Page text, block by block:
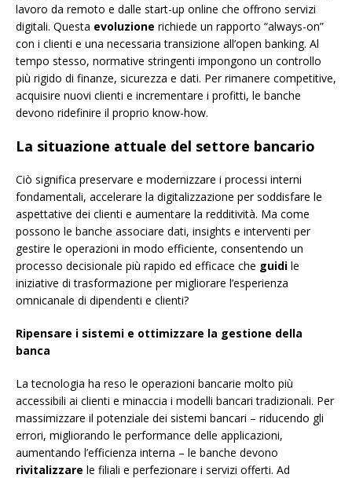
lavoro da remoto e dalle start-up online che offrono servizi
digitali. Questa evoluzione richiede un rapporto “always-on”
con i clienti e una necessaria transizione all’open banking. Al
tempo stesso, normative stringenti impongono un controllo
più rigido di finanze, sicurezza e dati. Per rimanere competitive,
acquisire nuovi clienti e incrementare i profitti, le banche
devono ridefinire il proprio know-how.
La situazione attuale del settore bancario
Ciò significa preservare e modernizzare i processi interni
fondamentali, accelerare la digitalizzazione per soddisfare le
aspettative dei clienti e aumentare la redditività. Ma come
possono le banche associare dati, insights e interventi per
gestire le operazioni in modo efficiente, consentendo un
processo decisionale più rapido ed efficace che guidi le
iniziative di trasformazione per migliorare l’esperienza
omnicanale di dipendenti e clienti?
Ripensare i sistemi e ottimizzare la gestione della
banca
La tecnologia ha reso le operazioni bancarie molto più
accessibili ai clienti e minaccia i modelli bancari tradizionali. Per
massimizzare il potenziale dei sistemi bancari – riducendo gli
errori, migliorando le performance delle applicazioni,
aumentando l’efficienza interna – le banche devono
rivitalizzare le filiali e perfezionare i servizi offerti. Ad